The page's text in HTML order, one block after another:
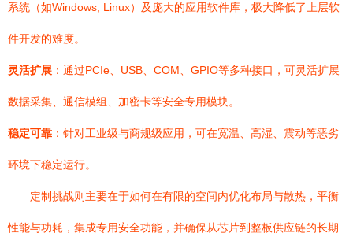
系统（如Windows, Linux）及庞大的应用软件库，极大降低了上层软
件开发的难度。
灵活扩展 ：通过PCIe、USB、COM、GPIO等多种接口，可灵活扩展
数据采集、通信模组、加密卡等安全专用模块。
稳定可靠 ：针对工业级与商规级应用，可在宽温、高湿、震动等恶劣
环境下稳定运行。
定制挑战则主要在于如何在有限的空间内优化布局与散热，平衡
性能与功耗，集成专用安全功能，并确保从芯片到整板供应链的长期